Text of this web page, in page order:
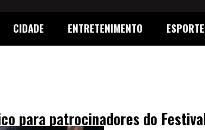
CIDADE ENTRETENIMENTO
para patrocinadores do